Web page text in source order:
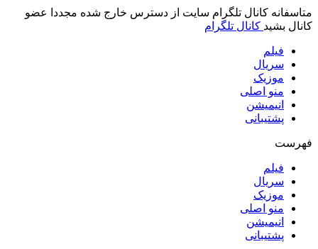
متاسفانه کانال تلگرام سایت از دسترس خارج شده مجددا عضو
کانال بشید کانال تلگرام
فیلم
سریال
موزیک
منو اصلی
انیمیشن
پشتیبانی
فهرست
فیلم
سریال
موزیک
منو اصلی
انیمیشن
پشتیبانی